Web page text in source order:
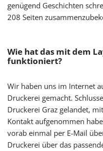
genügend Geschichten
208 Seiten
Wie hat das mit dem
funktioniert?
Wir haben uns im Internet
Druckerei gemacht.
Druckerei Graz gelandet,
Kontakt aufgenommen
vorab einmal per E-Mail
Druckerei über das